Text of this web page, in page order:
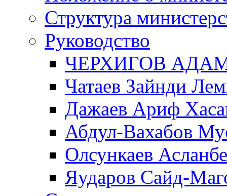
Структура
Руководство
ЧЕРХИГОВ
Чатаев Зайнди
Дажаев Ариф
Абдул-Вахабов
Олсункаев
Яударов Сайд-